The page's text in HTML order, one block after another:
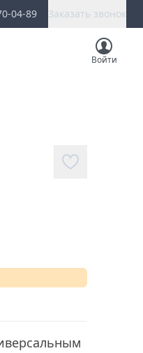
04-89 Заказать звонок
Войти